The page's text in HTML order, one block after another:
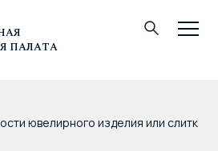
ПАЛАТА
2026
ювелирного изделия или слитка